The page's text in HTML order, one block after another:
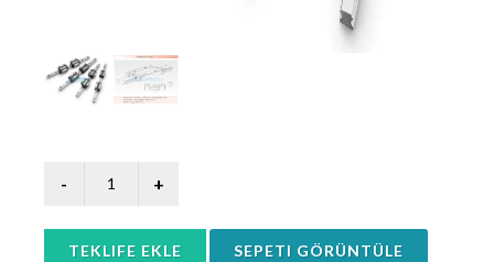
TEKLIFE EKLE SEPETI GÖRÜNTÜLE